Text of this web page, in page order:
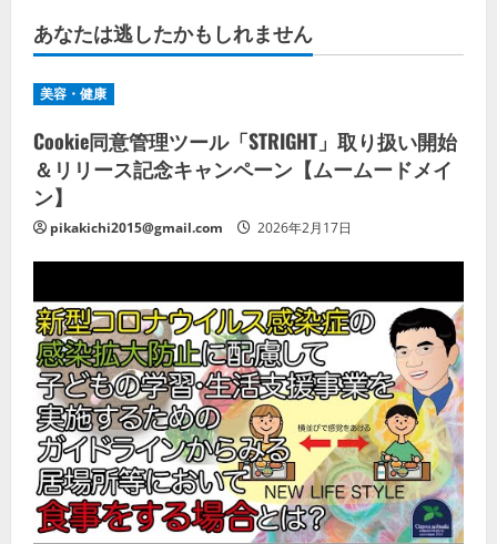
あなたは逃したかもしれません
美容・健康
Cookie同意管理ツール「STRIGHT」取り扱い開始
＆リリース記念キャンペーン【ムームードメイ
ン】
pikakichi2015@gmail.com 2026年2月17日